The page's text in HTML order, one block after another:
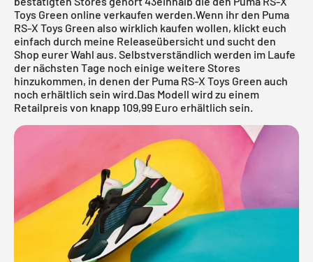
Toys Green online verkaufen werden.Wenn ihr den Puma
RS-X Toys Green also wirklich kaufen wollen, klickt euch
einfach durch meine Releaseübersicht und sucht den
Shop eurer Wahl aus. Selbstverständlich werden im Laufe
der nächsten Tage noch einige weitere Stores
hinzukommen, in denen der Puma RS-X Toys Green auch
noch erhältlich sein wird.Das Modell wird zu einem
Retailpreis von knapp 109,99 Euro erhältlich sein.